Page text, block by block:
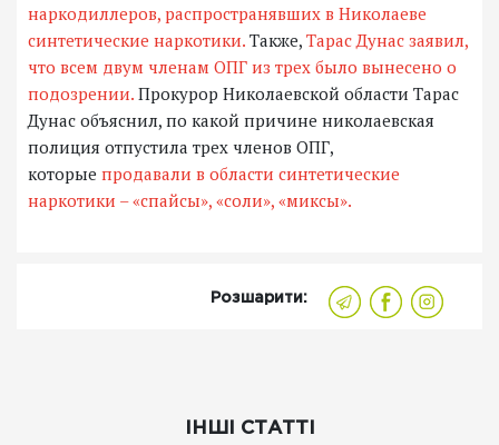
наркодиллеров, распространявших в Николаеве
синтетические наркотики. Также, Тарас Дунас заявил,
что всем двум членам ОПГ из трех было вынесено о
подозрении. Прокурор Николаевской области Тарас
Дунас объяснил, по какой причине николаевская
полиция отпустила трех членов ОПГ,
которые продавали в области синтетические
наркотики – «спайсы», «соли», «миксы».
Розшарити:
ІНШІ СТАТТІ